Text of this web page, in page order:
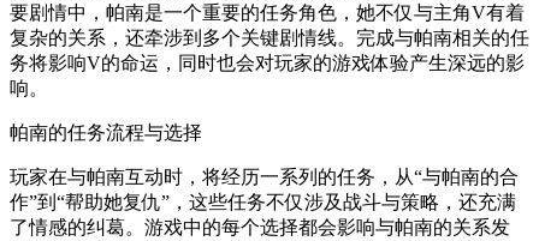
要剧情中，帕南是一个重要的任务角色，她不仅与主角V有着
复杂的关系，还牵涉到多个关键剧情线。完成与帕南相关的任
务将影响V的命运，同时也会对玩家的游戏体验产生深远的影
响。
帕南的任务流程与选择
玩家在与帕南互动时，将经历一系列的任务，从“与帕南的合
作”到“帮助她复仇”，这些任务不仅涉及战斗与策略，还充满
了情感的纠葛。游戏中的每个选择都会影响与帕南的关系发